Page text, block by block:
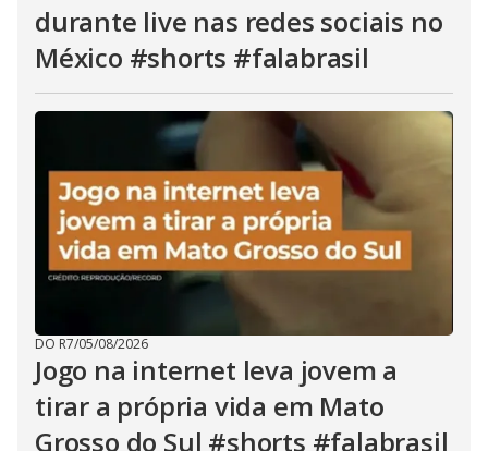
durante live nas redes sociais no
México #shorts #falabrasil
DO R7/05/08/2026
Jogo na internet leva jovem a
tirar a própria vida em Mato
Grosso do Sul #shorts #falabrasil